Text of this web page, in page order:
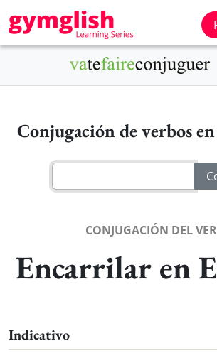
Conjugación de verbos
CONJUGACIÓN DEL
Encarrilar en
Indicativo